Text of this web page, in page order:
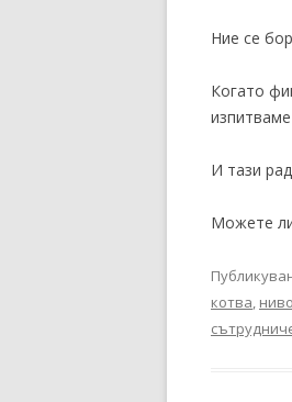
Ние се
Когато
И тази
Можете
котва, ниво